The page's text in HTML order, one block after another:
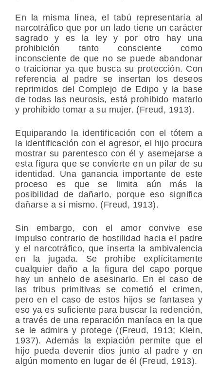
En la misma línea, el tabú representaría al
narcotráfico que por un lado tiene un carácter
sagrado y es la ley y por otro hay una
prohibición tanto consciente como
inconsciente de que no se puede abandonar
o traicionar ya que busca su protección. Con
referencia al padre se insertan los deseos
reprimidos del Complejo de Edipo y la base
de todas las neurosis, está prohibido matarlo
y prohibido tomar a su mujer. (Freud, 1913).
Equiparando la identificación con el tótem a
la identificación con el agresor, el hijo procura
mostrar su parentesco con él y asemejarse a
esta figura que se convierte en un pilar de su
identidad. Una ganancia importante de este
proceso es que se limita aún más la
posibilidad de dañarlo, porque eso significa
dañarse a sí mismo. (Freud, 1913).
Sin embargo, con el amor convive ese
impulso contrario de hostilidad hacia el padre
y el narcotráfico, que inserta la ambivalencia
en la jugada. Se prohíbe explícitamente
cualquier daño a la figura del capo porque
hay un anhelo de asesinarlo. En el caso de
las tribus primitivas se cometió el crimen,
pero en el caso de estos hijos se fantasea y
eso ya es suficiente para buscar la redención,
a través de una reparación maníaca en la que
se le admira y protege ((Freud, 1913; Klein,
1937). Además la expiación permite que el
hijo pueda devenir dios junto al padre y en
algún momento en lugar de él (Freud, 1913).